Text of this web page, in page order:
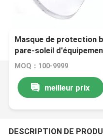
Masque de protection
pare-soleil
police d'armée de NIJ
MOQ：100-9999
meilleur prix
DESCRIPTION DE